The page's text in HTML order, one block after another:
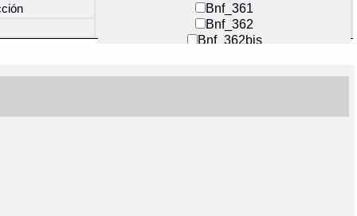
Bnf_361
Bnf_362
Bnf_362bis
Docs_México